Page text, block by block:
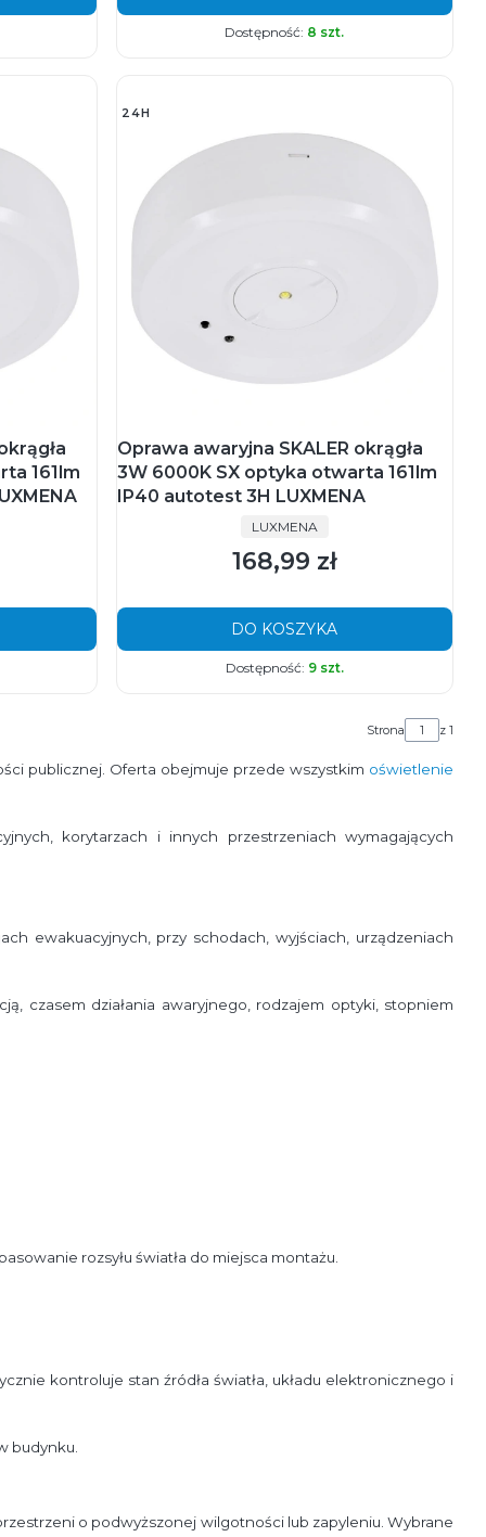
Dostępność: 8 szt.
161lm
24H
Oprawa awaryjna SKALER okrągła
3W 6000K SX optyka otwarta 161lm
IP40 autotest 3H LUXMENA
PRODUCENT
LUXMENA
Cena
168,99 zł
DO KOSZYKA
Dostępność: 9 szt.
Strona z 1
publicznej. Oferta obejmuje przede wszystkim oświetlenie
korytarzach i innych przestrzeniach wymagających
ewakuacyjnych, przy schodach, wyjściach, urządzeniach
czasem działania awaryjnego, rodzajem optyki, stopniem
rozsyłu światła do miejsca montażu.
kontroluje stan źródła światła, układu elektronicznego i
budynku.
o podwyższonej wilgotności lub zapyleniu. Wybrane